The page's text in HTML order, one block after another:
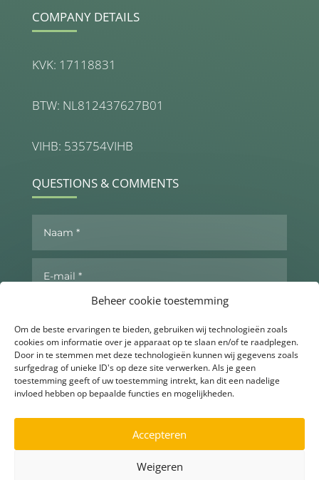
Beheer cookie toestemming
Om de beste ervaringen te bieden, gebruiken wij technologieën zoals
cookies om informatie over je apparaat op te slaan en/of te raadplegen.
Door in te stemmen met deze technologieën kunnen wij gegevens zoals
surfgedrag of unieke ID's op deze site verwerken. Als je geen
toestemming geeft of uw toestemming intrekt, kan dit een nadelige
invloed hebben op bepaalde functies en mogelijkheden.
Accepteren
Weigeren
COMPANY DETAILS
KVK: 17118831
BTW: NL812437627B01
VIHB: 535754VIHB
QUESTIONS & COMMENTS